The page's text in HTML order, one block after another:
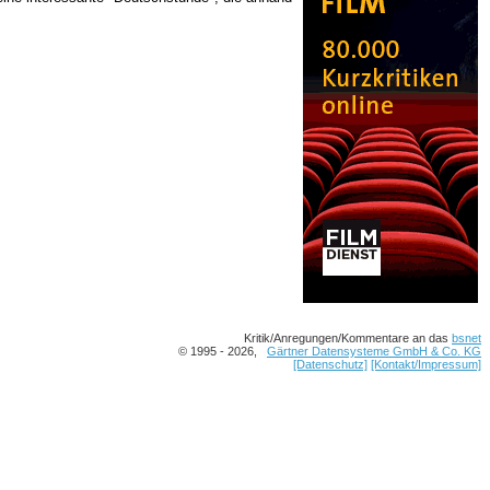
Kritik/Anregungen/Kommentare an das bsnet
© 1995 - 2026, Gärtner Datensysteme GmbH & Co. KG
[Datenschutz] [Kontakt/Impressum]